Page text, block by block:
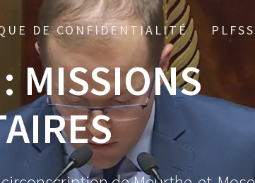
DE CONFIDENTIALITÉ
:MISSIONS